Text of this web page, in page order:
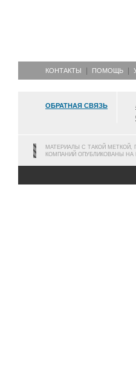
КОНТАКТЫ ПОМОЩЬ
ОБРАТНАЯ СВЯЗЬ
МАТЕРИАЛЫ С ТАКОЙ МЕТКОЙ,
КОМПАНИЙ ОПУБЛИКОВАНЫ